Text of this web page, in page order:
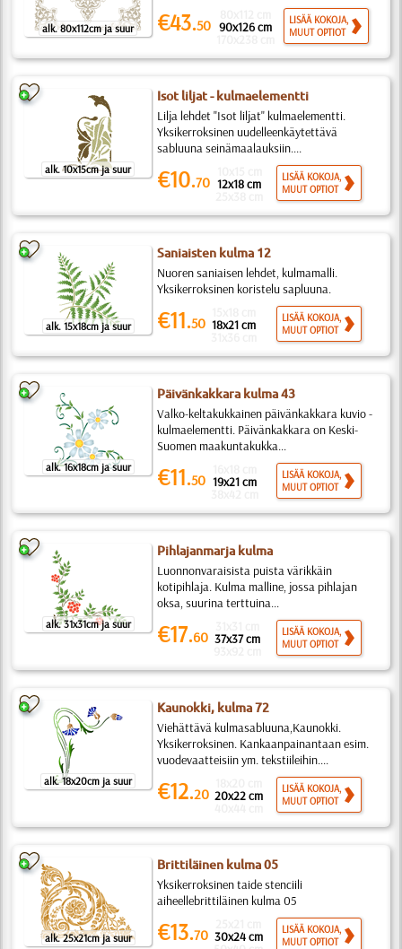
alk. 80x112cm ja suur €43.50 90x126 cm
LISÄÄ KOKOJA,
MUUT OPTIOT
alk. 10x15cm ja suur
Isot liljat - kulmaelementti
Lilja lehdet "Isot liljat" kulmaelementti.
Yksikerroksinen uudelleenkäytettävä
sabluuna seinämaalauksiin....
€10.70 12x18 cm
LISÄÄ KOKOJA,
MUUT OPTIOT
alk. 15x18cm ja suur
Saniaisten kulma 12
Nuoren saniaisen lehdet, kulmamalli.
Yksikerroksinen koristelu sapluuna.
€11.50 18x21 cm
LISÄÄ KOKOJA,
MUUT OPTIOT
alk. 16x18cm ja suur
Päivänkakkara kulma 43
Valko-keltakukkainen päivänkakkara kuvio -
kulmaelementti. Päivänkakkara on Keski-
Suomen maakuntakukka...
€11.50 19x21 cm
LISÄÄ KOKOJA,
MUUT OPTIOT
alk. 31x31cm ja suur
Pihlajanmarja kulma
Luonnonvaraisista puista värikkäin
kotipihlaja. Kulma malline, jossa pihlajan
oksa, suurina terttuina...
€17.60 37x37 cm
LISÄÄ KOKOJA,
MUUT OPTIOT
alk. 18x20cm ja suur
Kaunokki, kulma 72
Viehättävä kulmasabluuna,Kaunokki.
Yksikerroksinen. Kankaanpainantaan esim.
vuodevaatteisiin ym. tekstiileihin....
€12.20 20x22 cm
LISÄÄ KOKOJA,
MUUT OPTIOT
alk. 25x21cm ja suur
Brittiläinen kulma 05
Yksikerroksinen taide stenciili
aiheellebrittiläinen kulma 05
€13.70 30x24 cm
LISÄÄ KOKOJA,
MUUT OPTIOT